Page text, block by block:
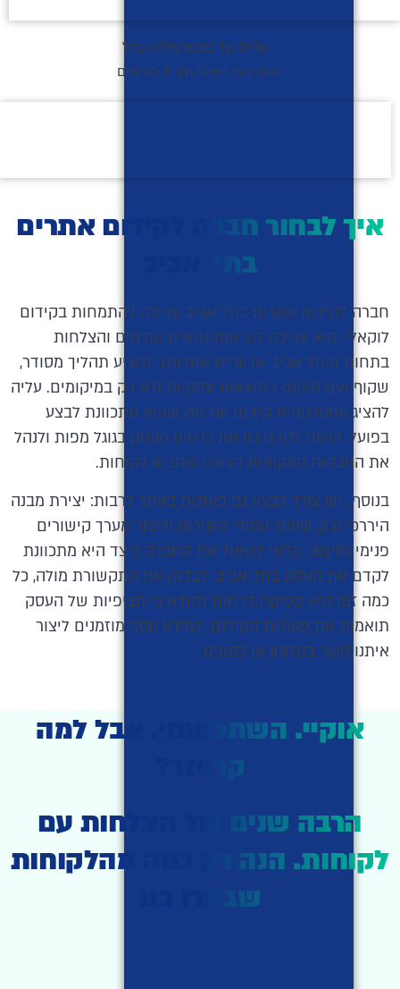
עלייה של כמעט מיליון שקל
ממכירות באתר תוך 8 חודשים
איך לבחור חברה לקידום אתרים
בתל אביב
חברה לקידום אתרים בתל אביב צריכה להתמחות בקידום
לוקאלי. היא צריכה להראות נתונים קודמים והצלחות
בתחום (בתל אביב או ערים אחרות), להציע תהליך מסודר,
שקוף ועם מיקום בתוצאות עסקיות ולא רק במיקומים. עליה
להציג אסטרטגיית קידום של מה שהיא מתכוונת לבצע
בפועל, לדעת לקדם גם את כרטיס העסק בגוגל מפות ולנהל
את הנוכחות המקומית בצורה שתביא לקוחות.
בנוסף,, יש צורך לבצע גם פעולות באתר לרבות: יצירת מבנה
היררכי נכון, שיפור עמודי השירות וליצור מערך קישורים
פנימי וחיצוני. כדאי לשאול את החברה כיצד היא מתכוונת
לקדם את העסק בתל אביב, לבדוק את התקשורת מולה, כל
כמה זמן היא מפיקה דו״חות ולוודא כי הציפיות של העסק
תואמות את פעולות הקידום. למידע נוסף מוזמנים ליצור
איתנו קשר בטלפון או בטופס.
אוקיי. השתכנעתי. אבל למה
קרויזר?
הרבה שנים של הצלחות עם
לקוחות. הנה רק כמה מהלקוחות
שבחרו בנו